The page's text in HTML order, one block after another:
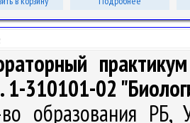
1-310101-02
образования РБ,